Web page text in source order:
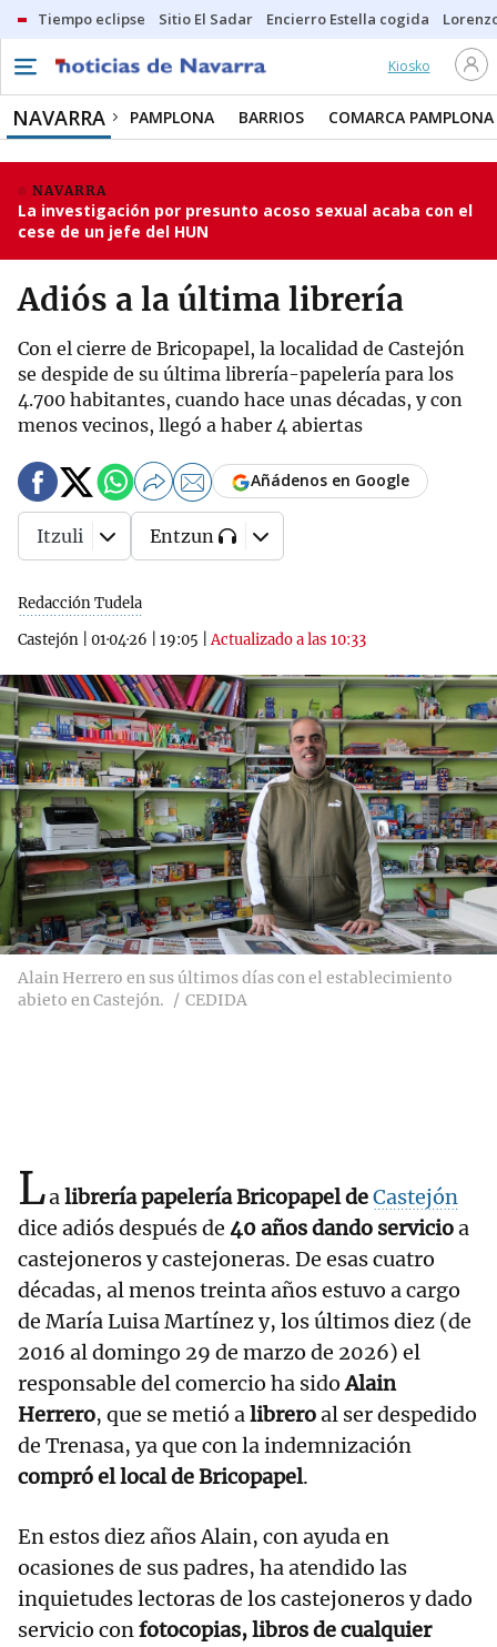
Tiempo eclipse Sitio El Sadar Encierro Estella cogida
Kiosko
NAVARRA PAMPLONA BARRIOS COMARCA PAMPLONA
NAVARRA
La investigación por presunto acoso sexual acaba con el
cese de un jefe del HUN
Adiós a la última librería
Con el cierre de Bricopapel, la localidad de Castejón
se despide de su última librería-papelería para los
4.700 habitantes, cuando hace unas décadas, y con
menos vecinos, llegó a haber 4 abiertas
Redacción Tudela
Castejón
01·04·26 19:05 |Actualizado a las 10:33
Añádenos en Google
Itzuli Entzun
Alain Herrero en sus últimos días con el establecimiento
abieto en Castejón.
CEDIDA
Lalibrería papelería Bricopapel deCastejón
dice adiós después de 40 años dando servicioa
castejoneros y castejoneras. De esas cuatro
décadas, al menos treinta años estuvo a cargo
de María Luisa Martínez y, los últimos diez (de
2016 al domingo 29 de marzo de 2026) el
responsable del comercio ha sidoAlain
Herrero, que se metió alibreroal ser despedido
de Trenasa, ya que con la indemnización
compró el local de Bricopapel.
En estos diez años Alain, con ayuda en
ocasiones de sus padres, ha atendido las
inquietudes lectoras de los castejoneros y dado
servicio confotocopias, libros de cualquier